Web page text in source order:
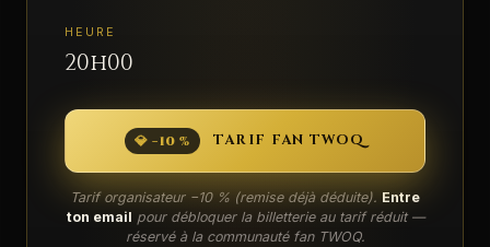
HEURE
20h00
💎 −10 % TARIF FAN TWOQ
Tarif organisateur −10 % (remise déjà déduite). Entre
ton email pour débloquer la billetterie au tarif réduit —
réservé à la communauté fan TWOQ.